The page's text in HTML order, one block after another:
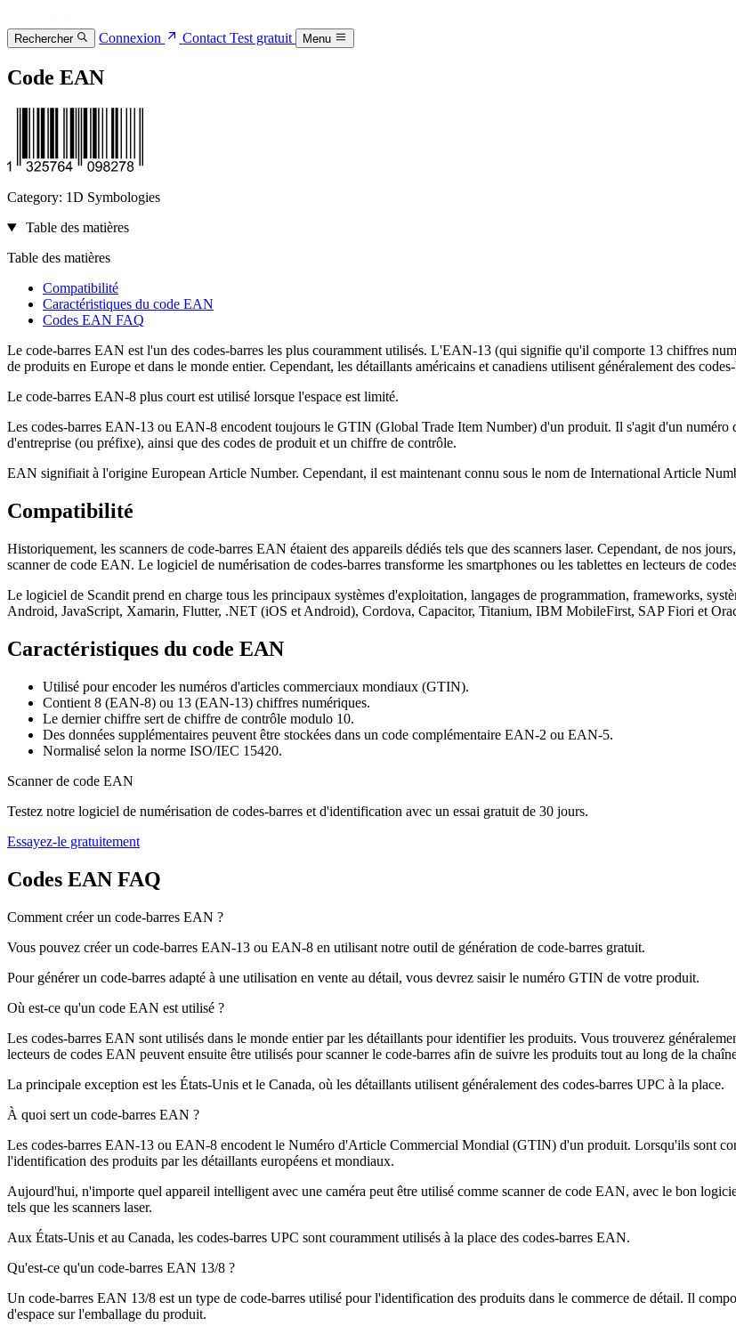
Rechercher Connexion ContactTest gratuit Menu
Code EAN
Category: 1D Symbologies
Table des matières
Table des matières
Compatibilité
Caractéristiques du code EAN
Codes EAN FAQ
Le code-barres EAN est l'un des codes-barres les plus couramment utilisés. L'EAN-13 (qui signifie qu'il comporte 13 chiffres
de produits en Europe et dans le monde entier. Cependant, les détaillants américains et canadiens utilisent généralement des
Le code-barres EAN-8 plus court est utilisé lorsque l'espace est limité.
Les codes-barres EAN-13 ou EAN-8 encodent toujours le GTIN (Global Trade Item Number) d'un produit. Il s'agit d'un
d'entreprise (ou préfixe), ainsi que des codes de produit et un chiffre de contrôle.
EAN signifiait à l'origine European Article Number. Cependant, il est maintenant connu sous le nom de International Article
Compatibilité
Historiquement, les scanners de code-barres EAN étaient des appareils dédiés tels que des scanners laser. Cependant, de nos
scanner de code EAN. Le logiciel de numérisation de codes-barres transforme les smartphones ou les tablettes en lecteurs de
Le logiciel de Scandit prend en charge tous les principaux systèmes d'exploitation, langages de programmation, frameworks,
Android, JavaScript, Xamarin, Flutter, .NET (iOS et Android), Cordova, Capacitor, Titanium, IBM MobileFirst, SAP Fiori et
Caractéristiques du code EAN
Utilisé pour encoder les numéros d'articles commerciaux mondiaux (GTIN).
Contient 8 (EAN-8) ou 13 (EAN-13) chiffres numériques.
Le dernier chiffre sert de chiffre de contrôle modulo 10.
Des données supplémentaires peuvent être stockées dans un code complémentaire EAN-2 ou EAN-5.
Normalisé selon la norme ISO/IEC 15420.
Scanner de code EAN
Testez notre logiciel de numérisation de codes-barres et d'identification avec un essai gratuit de 30 jours.
Essayez-le gratuitement
Codes EAN FAQ
Comment créer un code-barres EAN ?
Vous pouvez créer un code-barres EAN-13 ou EAN-8 en utilisant notre outil de génération de code-barres gratuit.
Pour générer un code-barres adapté à une utilisation en vente au détail, vous devrez saisir le numéro GTIN de votre produit.
Où est-ce qu'un code EAN est utilisé ?
Les codes-barres EAN sont utilisés dans le monde entier par les détaillants pour identifier les produits. Vous trouverez
lecteurs de codes EAN peuvent ensuite être utilisés pour scanner le code-barres afin de suivre les produits tout au long de la
La principale exception est les États-Unis et le Canada, où les détaillants utilisent généralement des codes-barres UPC à la place.
À quoi sert un code-barres EAN ?
Les codes-barres EAN-13 ou EAN-8 encodent le Numéro d'Article Commercial Mondial (GTIN) d'un produit. Lorsqu'ils sont
l'identification des produits par les détaillants européens et mondiaux.
Aujourd'hui, n'importe quel appareil intelligent avec une caméra peut être utilisé comme scanner de code EAN, avec le bon
tels que les scanners laser.
Aux États-Unis et au Canada, les codes-barres UPC sont couramment utilisés à la place des codes-barres EAN.
Qu'est-ce qu'un code-barres EAN 13/8 ?
Un code-barres EAN 13/8 est un type de code-barres utilisé pour l'identification des produits dans le commerce de détail. Il
d'espace sur l'emballage du produit.